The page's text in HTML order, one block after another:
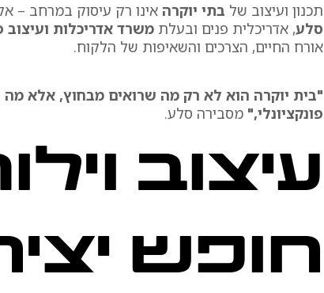
תכנון ועיצוב של בתי יוקרה אינו רק עיסוק במרחב –
סלע, אדריכלית פנים ובעלת משרד אדריכלות ועיצוב
אורח החיים, הצרכים והשאיפות של הלקוח.
"בית יוקרה הוא לא רק מה שרואים מבחוץ, אלא מה
פונקציונלי," מסבירה סלע.
עיצוב
חופש